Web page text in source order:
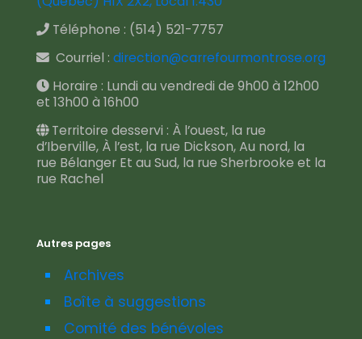
Téléphone : (514) 521-7757
Courriel : direction@carrefourmontrose.org
Horaire : Lundi au vendredi de 9h00 à 12h00
et 13h00 à 16h00
Territoire desservi : À l’ouest, la rue
d’Iberville, À l’est, la rue Dickson, Au nord, la
rue Bélanger Et au Sud, la rue Sherbrooke et la
rue Rachel
Autres pages
Archives
Boîte à suggestions
Comité des bénévoles